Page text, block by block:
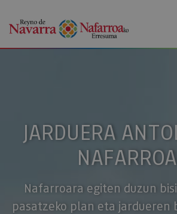
JARDUERA
Nafarroara egiten duzun
pasatzeko plan eta jardueren